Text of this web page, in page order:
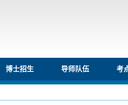
博士招生 导师队伍 考